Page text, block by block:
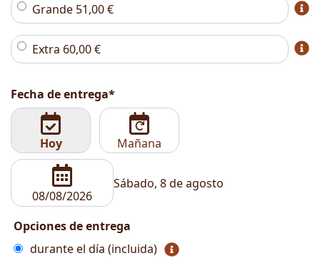
Grande 51,00€
Extra 60,00€
Fecha de entrega*
Hoy Mañana
Sábado, 8 de agosto
Opciones de entrega
durante el día (incluida)